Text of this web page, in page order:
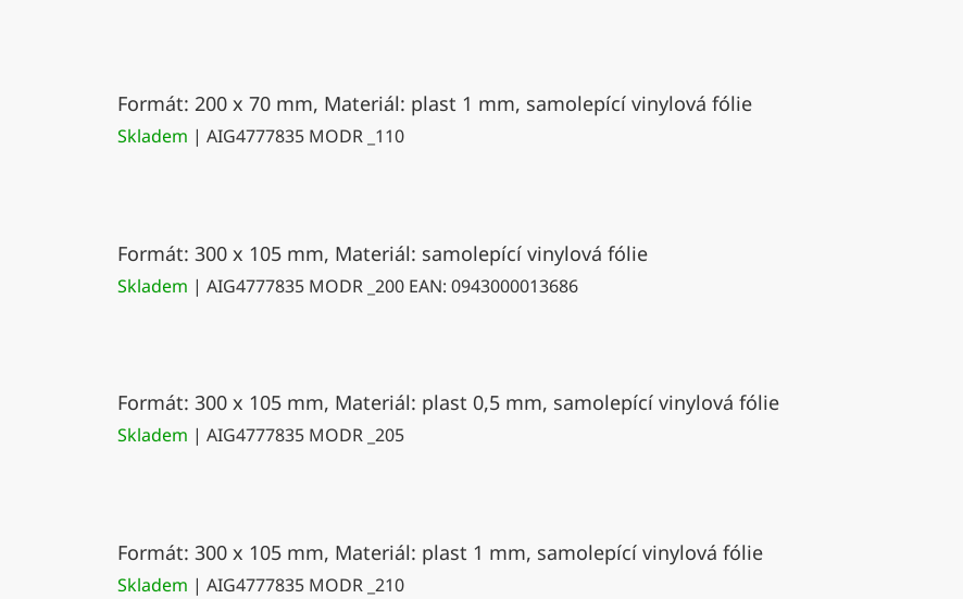
Formát: 200 x 70 mm, Materiál: plast 1 mm, samolepící vinylová fólie
Skladem | AIG4777835 MODR _110
Formát: 300 x 105 mm, Materiál: samolepící vinylová fólie
Skladem | AIG4777835 MODR _200 EAN: 0943000013686
Formát: 300 x 105 mm, Materiál: plast 0,5 mm, samolepící vinylová fólie
Skladem | AIG4777835 MODR _205
Formát: 300 x 105 mm, Materiál: plast 1 mm, samolepící vinylová fólie
Skladem | AIG4777835 MODR _210